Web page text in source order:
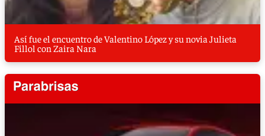
Así fue el encuentro de Valentino López y su novia Julieta
Fillol con Zaira Nara